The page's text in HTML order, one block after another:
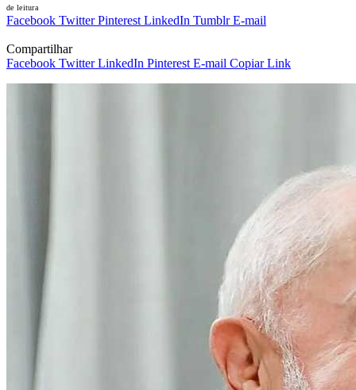
de leitura
Facebook Twitter Pinterest LinkedIn Tumblr E-mail
Compartilhar
Facebook Twitter LinkedIn Pinterest E-mail Copiar Link